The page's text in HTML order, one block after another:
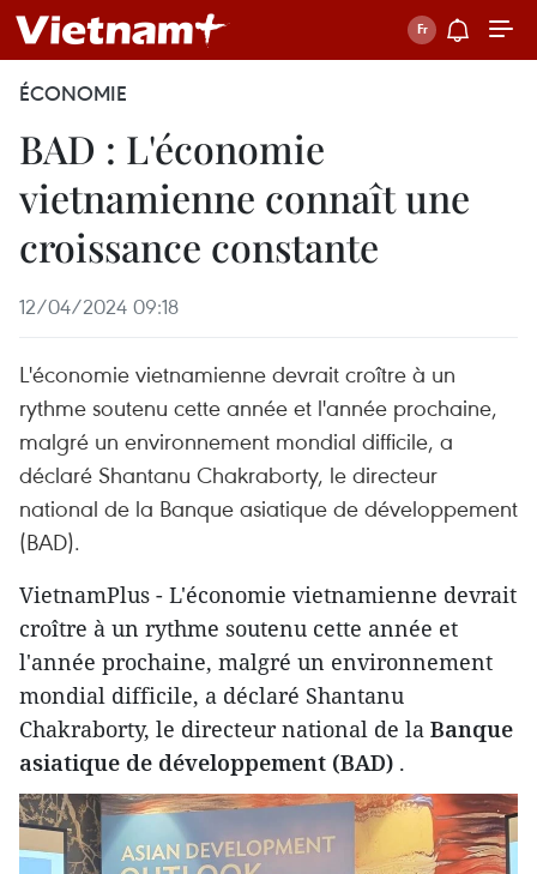
ÉCONOMIE
BAD : L'économie
vietnamienne connaît une
croissance constante
12/04/2024 09:18
L'économie vietnamienne devrait croître à un
rythme soutenu cette année et l'année prochaine,
malgré un environnement mondial difficile, a
déclaré Shantanu Chakraborty, le directeur
national de la Banque asiatique de développement
(BAD).
VietnamPlus - L'économie vietnamienne devrait
croître à un rythme soutenu cette année et
l'année prochaine, malgré un environnement
mondial difficile, a déclaré Shantanu
Chakraborty, le directeur national de la Banque
asiatique de développement (BAD) .